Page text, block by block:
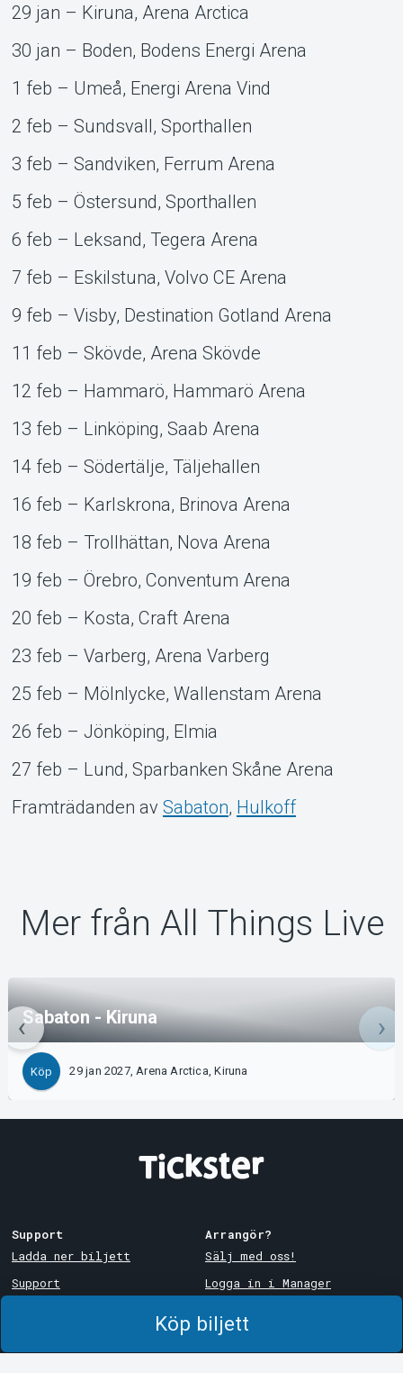
Köp biljett
29 jan – Kiruna, Arena Arctica
30 jan – Boden, Bodens Energi Arena
1 feb – Umeå, Energi Arena Vind
2 feb – Sundsvall, Sporthallen
3 feb – Sandviken, Ferrum Arena
5 feb – Östersund, Sporthallen
6 feb – Leksand, Tegera Arena
7 feb – Eskilstuna, Volvo CE Arena
9 feb – Visby, Destination Gotland Arena
11 feb – Skövde, Arena Skövde
12 feb – Hammarö, Hammarö Arena
13 feb – Linköping, Saab Arena
14 feb – Södertälje, Täljehallen
16 feb – Karlskrona, Brinova Arena
18 feb – Trollhättan, Nova Arena
19 feb – Örebro, Conventum Arena
20 feb – Kosta, Craft Arena
23 feb – Varberg, Arena Varberg
25 feb – Mölnlycke, Wallenstam Arena
26 feb – Jönköping, Elmia
27 feb – Lund, Sparbanken Skåne Arena
Framträdanden av Sabaton, Hulkoff
Mer från All Things Live
Sabaton - Kiruna
Köp 29 jan 2027, Arena Arctica, Kiruna
Support
Ladda ner biljett
Support
Arrangör?
Sälj med oss!
Logga in i Manager